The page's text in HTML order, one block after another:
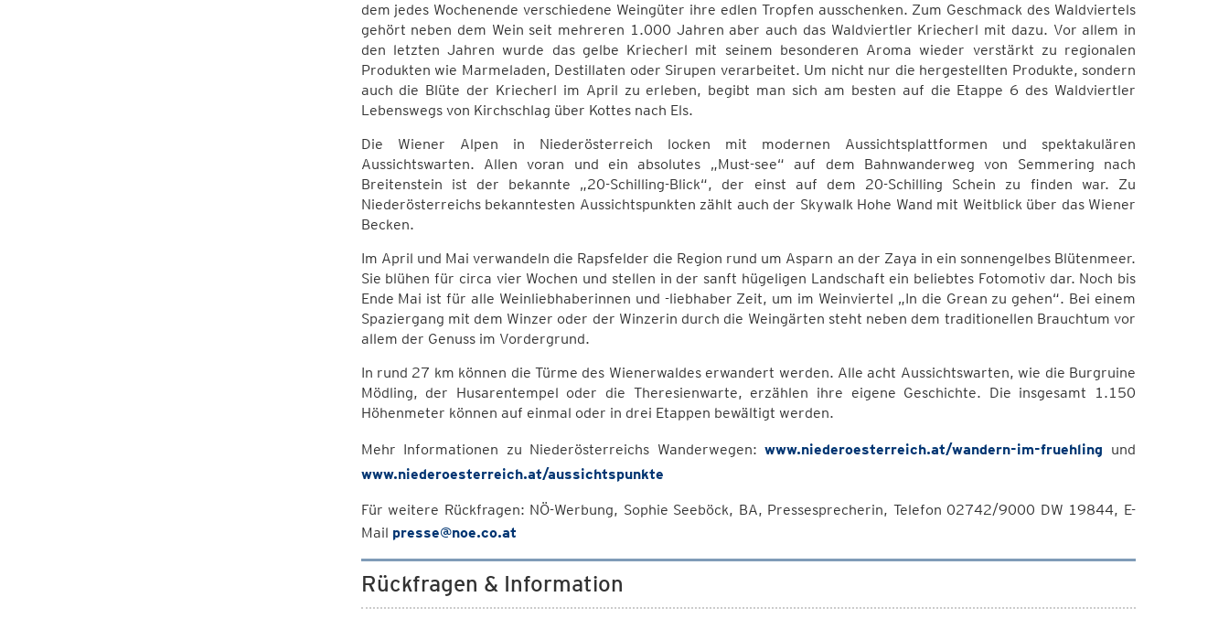
dem jedes Wochenende verschiedene Weingüter ihre edlen Tropfen ausschenken. Zum Geschmack des Waldviertels
gehört neben dem Wein seit mehreren 1.000 Jahren aber auch das Waldviertler Kriecherl mit dazu. Vor allem in
den letzten Jahren wurde das gelbe Kriecherl mit seinem besonderen Aroma wieder verstärkt zu regionalen
Produkten wie Marmeladen, Destillaten oder Sirupen verarbeitet. Um nicht nur die hergestellten Produkte, sondern
auch die Blüte der Kriecherl im April zu erleben, begibt man sich am besten auf die Etappe 6 des Waldviertler
Lebenswegs von Kirchschlag über Kottes nach Els.
Die Wiener Alpen in Niederösterreich locken mit modernen Aussichtsplattformen und spektakulären
Aussichtswarten. Allen voran und ein absolutes „Must-see“ auf dem Bahnwanderweg von Semmering nach
Breitenstein ist der bekannte „20-Schilling-Blick“, der einst auf dem 20-Schilling Schein zu finden war. Zu
Niederösterreichs bekanntesten Aussichtspunkten zählt auch der Skywalk Hohe Wand mit Weitblick über das Wiener
Becken.
Im April und Mai verwandeln die Rapsfelder die Region rund um Asparn an der Zaya in ein sonnengelbes Blütenmeer.
Sie blühen für circa vier Wochen und stellen in der sanft hügeligen Landschaft ein beliebtes Fotomotiv dar. Noch bis
Ende Mai ist für alle Weinliebhaberinnen und -liebhaber Zeit, um im Weinviertel „In die Grean zu gehen“. Bei einem
Spaziergang mit dem Winzer oder der Winzerin durch die Weingärten steht neben dem traditionellen Brauchtum vor
allem der Genuss im Vordergrund.
In rund 27 km können die Türme des Wienerwaldes erwandert werden. Alle acht Aussichtswarten, wie die Burgruine
Mödling, der Husarentempel oder die Theresienwarte, erzählen ihre eigene Geschichte. Die insgesamt 1.150
Höhenmeter können auf einmal oder in drei Etappen bewältigt werden.
Mehr Informationen zu Niederösterreichs Wanderwegen:www.niederoesterreich.at/wandern-im-fruehling und
www.niederoesterreich.at/aussichtspunkte
Für weitere Rückfragen: NÖ-Werbung, Sophie Seeböck, BA, Pressesprecherin, Telefon 02742/9000 DW 19844, E-
Mail presse@noe.co.at
Rückfragen & Information